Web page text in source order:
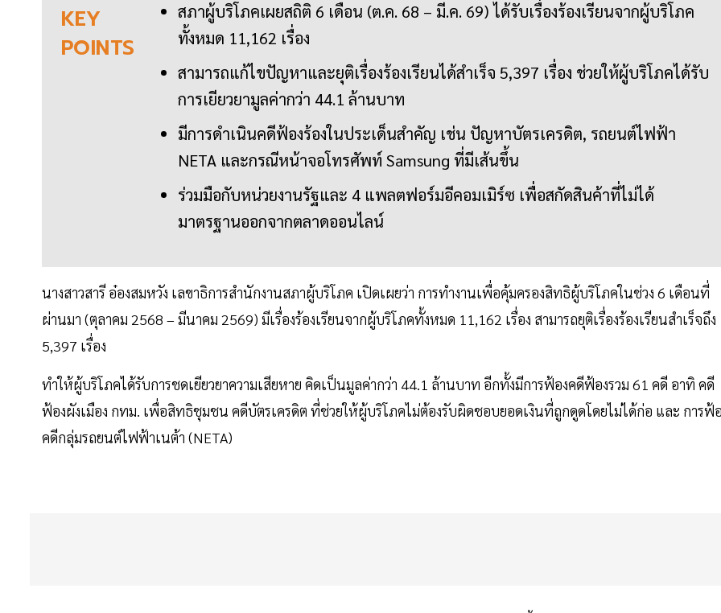
KEY
POINTS
สภาผู้บริโภคเผยสถิติ 6 เดือน (ต.ค. 68 – มี.ค. 69) ได้รับเรื่องร้องเรียนจากผู้บริโภค
ทั้งหมด 11,162 เรื่อง
สามารถแก้ไขปัญหาและยุติเรื่องร้องเรียนได้สำเร็จ 5,397 เรื่อง ช่วยให้ผู้บริโภคได้รับ
การเยียวยามูลค่ากว่า 44.1 ล้านบาท
มีการดำเนินคดีฟ้องร้องในประเด็นสำคัญ เช่น ปัญหาบัตรเครดิต, รถยนต์ไฟฟ้า
NETA และกรณีหน้าจอโทรศัพท์ Samsung ที่มีเส้นขึ้น
ร่วมมือกับหน่วยงานรัฐและ 4 แพลตฟอร์มอีคอมเมิร์ซ เพื่อสกัดสินค้าที่ไม่ได้
มาตรฐานออกจากตลาดออนไลน์
นางสาวสารี อ๋องสมหวัง เลขาธิการสำนักงานสภาผู้บริโภค เปิดเผยว่า การทำงานเพื่อคุ้มครองสิทธิผู้บริโภคในช่วง 6 เดือนที่
ผ่านมา (ตุลาคม 2568 – มีนาคม 2569) มีเรื่องร้องเรียนจากผู้บริโภคทั้งหมด 11,162 เรื่อง สามารถยุติเรื่องร้องเรียนสำเร็จถึง
5,397 เรื่อง
ทำให้ผู้บริโภคได้รับการชดเยียวยาความเสียหาย คิดเป็นมูลค่ากว่า 44.1 ล้านบาท อีกทั้งมีการฟ้องคดีฟ้องรวม 61 คดี อาทิ คดี
ฟ้องผังเมือง กทม. เพื่อสิทธิชุมชน คดีบัตรเครดิต ที่ช่วยให้ผู้บริโภคไม่ต้องรับผิดชอบยอดเงินที่ถูกดูดโดยไม่ได้ก่อ และ การฟ้
คดีกลุ่มรถยนต์ไฟฟ้าเนต้า (NETA)